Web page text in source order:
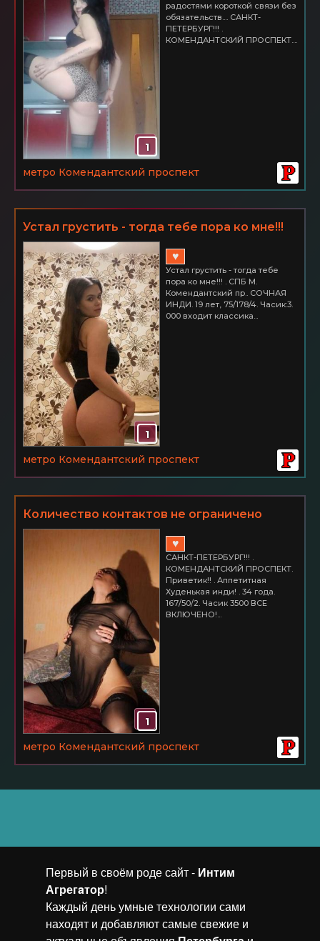
1
радостями короткой связи без
обязательств.... САНКТ-
ПЕТЕРБУРГ!!! .
КОМЕНДАНТСКИЙ ПРОСПЕКТ....
метро Комендантский проспект
Устал грустить - тогда тебе пора ко мне!!!
1
♥
Устал грустить - тогда тебе
пора ко мне!!! . СПБ М.
Комендантский пр.. СОЧНАЯ
ИНДИ. 19 лет, 75/178/4. Часик:3.
000 входит классика...
метро Комендантский проспект
Количество контактов не ограничено
1
♥
САНКТ-ПЕТЕРБУРГ!!! .
КОМЕНДАНТСКИЙ ПРОСПЕКТ.
Приветик!! . Аппетитная
Худенькая инди! . 34 года.
167/50/2. Часик 3500 ВСЕ
ВКЛЮЧЕНО!...
метро Комендантский проспект
Первый в своём роде сайт - Интим
Агрегaтор!
Каждый день умные технологии сами
находят и добавляют самые свежие и